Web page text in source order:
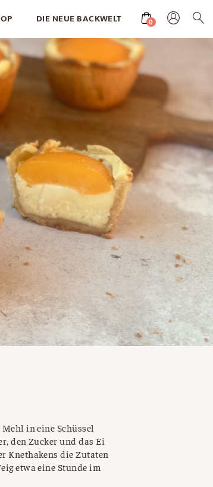
DIE NEUE BACKWELT 0
in eine Schüssel
den Zucker und das Ei
Knethakens die Zutaten
etwa eine Stunde im